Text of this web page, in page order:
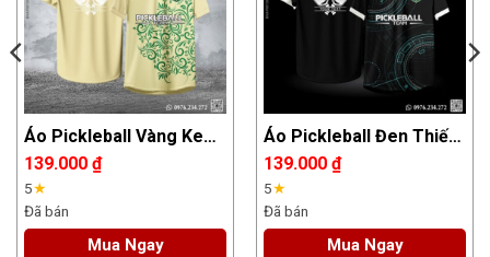
Áo Pickleball Vàng Kem
Thiết Kế Tự Chọn –
Phong Cách & Thoải Mái
Cho Mọi Trận Đấu
139.000 ₫
5★
Đã bán
Mua Ngay
Áo Pickleball Đen Thiết
Kế Theo Yêu Cầu – Sang
Trọng & Năng Động
139.000 ₫
5★
Đã bán
Mua Ngay